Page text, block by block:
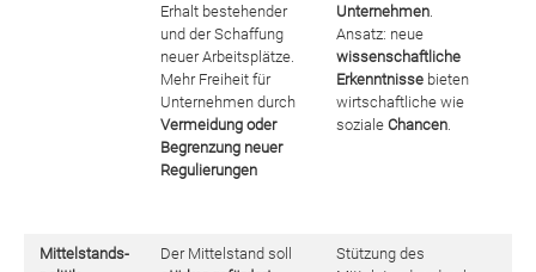
Erhalt bestehender
und der Schaffung
neuer Arbeitsplätze.
Mehr Freiheit für
Unternehmen durch
Vermeidung oder
Begrenzung neuer
Regulierungen
Unternehmen.
Ansatz: neue
wissenschaftliche
Erkenntnissebieten
wirtschaftliche wie
soziale Chancen.
Mittelstands-
Der Mittelstand soll
Stützung des